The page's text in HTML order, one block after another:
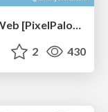
The Hidden Cost of Media on the Web [PixelPalooza 2025]
2 430